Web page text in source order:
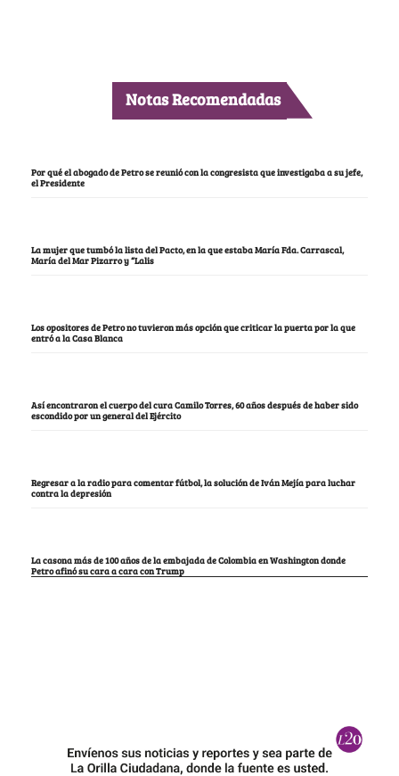
Notas Recomendadas
Por qué el abogado de Petro se reunió con la congresista que investigaba a su jefe,
el Presidente
La mujer que tumbó la lista del Pacto, en la que estaba María Fda. Carrascal,
María del Mar Pizarro y “Lalis
Los opositores de Petro no tuvieron más opción que criticar la puerta por la que
entró a la Casa Blanca
Así encontraron el cuerpo del cura Camilo Torres, 60 años después de haber sido
escondido por un general del Ejército
Regresar a la radio para comentar fútbol, la solución de Iván Mejía para luchar
contra la depresión
La casona más de 100 años de la embajada de Colombia en Washington donde
Petro afinó su cara a cara con Trump